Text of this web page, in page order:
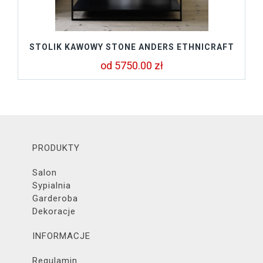
STOLIK KAWOWY STONE ANDERS ETHNICRAFT
od 5750.00 zł
PRODUKTY
Salon
Sypialnia
Garderoba
Dekoracje
INFORMACJE
Regulamin